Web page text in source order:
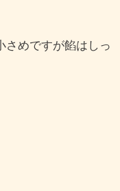
さめですが餡はしっ